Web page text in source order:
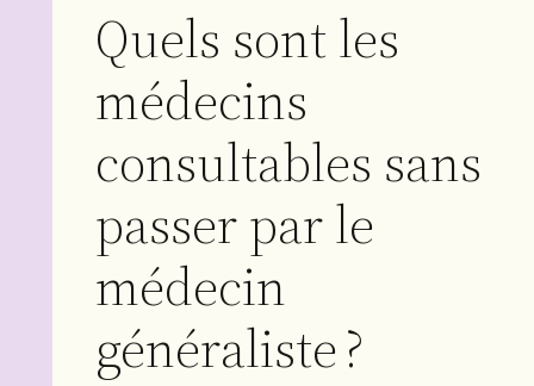
Quels sont les
médecins
consultables sans
passer par le
médecin
généraliste ?